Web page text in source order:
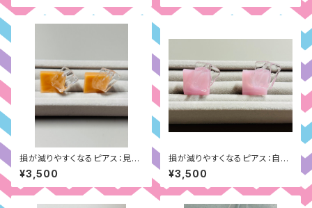
損が減りやすくなるピアス：見た
目のコンプレックス（ベージュ）
¥3,500
損が減りやすくなるピアス：自分
の負けず嫌い面（ピンク）
¥3,500